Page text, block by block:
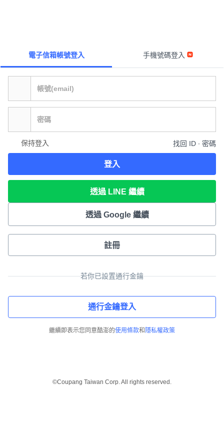
電子信箱帳號登入 手機號碼登入
保持登入 找回 ID ∙ 密碼
登入
透過 LINE 繼續
透過 Google 繼續
註冊
若你已設置通行金鑰
通行金鑰登入
繼續即表示您同意酷澎的使用條款和 隱私權政策
©Coupang Taiwan Corp. All rights reserved.